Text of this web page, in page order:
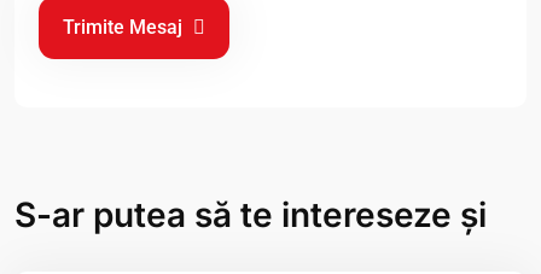
Trimite Mesaj
S-ar putea să te intereseze și